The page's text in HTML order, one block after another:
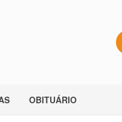
OBITUÁRIO